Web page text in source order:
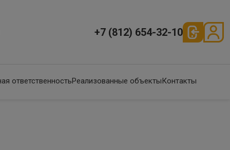
+7 (812) 654-32-10
ответственностьРеализованные объектыКонтакты